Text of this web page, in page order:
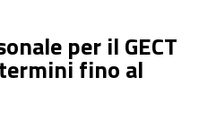
per il GECT
fino al